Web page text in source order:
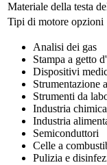
Materiale della testa
Tipi di motore opzioni
Analisi dei gas
Stampa a getto
Dispositivi
Strumentazione
Strumenti da
Industria chimica
Industria
Semiconduttori
Celle a
Pulizia e